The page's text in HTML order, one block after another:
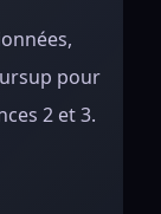
pour
2 et 3.